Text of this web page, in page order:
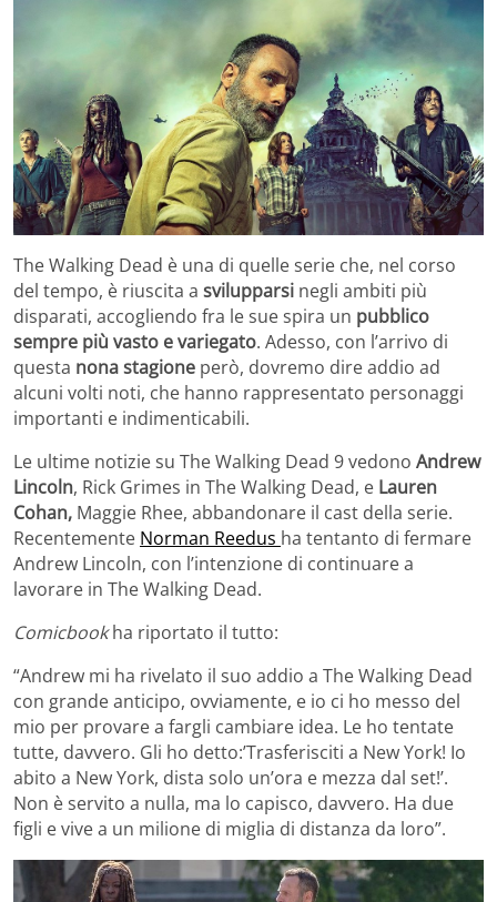
The Walking Dead è una di quelle serie che, nel corso
del tempo, è riuscita a svilupparsi negli ambiti più
disparati, accogliendo fra le sue spira un pubblico
sempre più vasto e variegato. Adesso, con l’arrivo di
questa nona stagione però, dovremo dire addio ad
alcuni volti noti, che hanno rappresentato personaggi
importanti e indimenticabili.
Le ultime notizie su The Walking Dead 9 vedono Andrew
Lincoln, Rick Grimes in The Walking Dead, e Lauren
Cohan, Maggie Rhee, abbandonare il cast della serie.
Recentemente Norman Reedus ha tentanto di fermare
Andrew Lincoln, con l’intenzione di continuare a
lavorare in The Walking Dead.
Comicbookha riportato il tutto:
“Andrew mi ha rivelato il suo addio a The Walking Dead
con grande anticipo, ovviamente, e io ci ho messo del
mio per provare a fargli cambiare idea. Le ho tentate
tutte, davvero. Gli ho detto:’Trasferisciti a New York! Io
abito a New York, dista solo un’ora e mezza dal set!’.
Non è servito a nulla, ma lo capisco, davvero. Ha due
figli e vive a un milione di miglia di distanza da loro”.